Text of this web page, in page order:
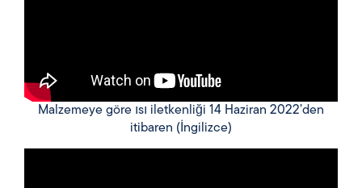
Malzemeye göre ısı iletkenliği 14 Haziran 2022’den
itibaren (İngilizce)